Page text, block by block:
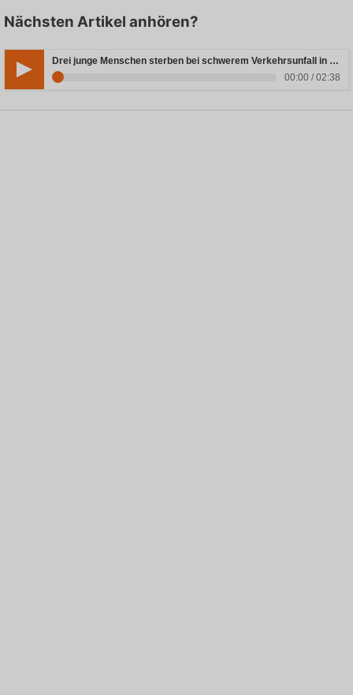
Nächsten Artikel anhören?
Drei junge Menschen sterben bei schwerem Verkehrsunfall in Rheinland-Pfalz
00:00 / 02:38